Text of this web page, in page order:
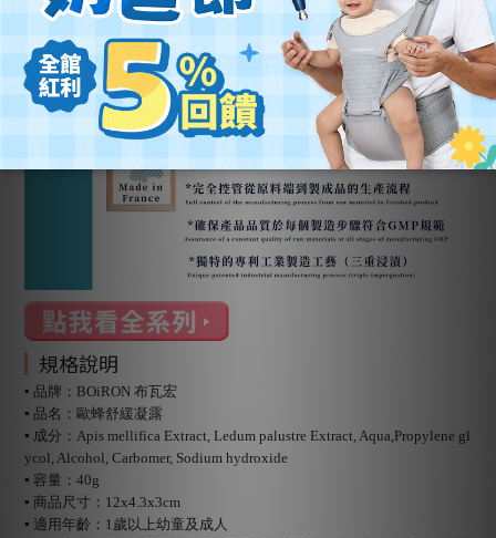
規格說明
▪ 品牌：BOiRON 布瓦宏
▪ 品名：歐蜂舒緩凝露
▪ 成分：Apis mellifica Extract, Ledum palustre Extract, Aqua,Propylene gl
ycol, Alcohol, Carbomer, Sodium hydroxide
▪ 容量：40g
▪ 商品尺寸：12x4.3x3cm
▪ 適用年齡：1歲以上幼童及成人